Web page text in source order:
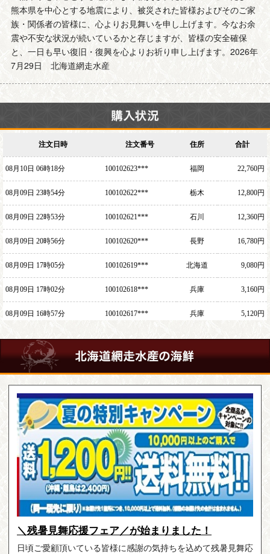
熊本県を中心とする地震により、被災された皆様およびそのご家
族・関係者の皆様に、心よりお見舞いを申し上げます。今なお余
震や不安な状況が続いているかと存じますが、皆様の安全確保
と、一日も早い復旧・復興を心よりお祈り申し上げます。2026年
7月29日 北海道網走水産
＼残暑見舞応援フェア／が始まりました！
日頃ご愛顧頂いている皆様に感謝の気持ちを込めて残暑見舞応